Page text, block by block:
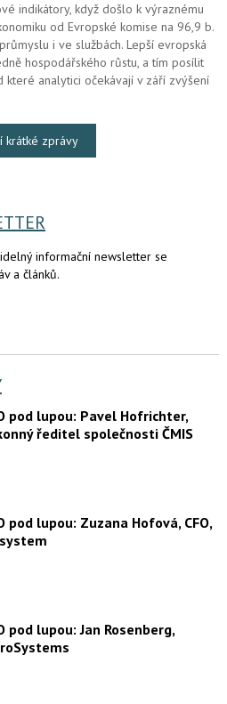
indikátory, když došlo k výraznému
od Evropské komise na 96,9 b.
i ve službách. Lepší evropská
hospodářského růstu, a tím posílit
které analytici očekávají v září zvýšení
krátké zprávy
informační newsletter se
a článků.
pod lupou: Pavel Hofrichter,
ředitel společnosti ČMIS
pod lupou: Zuzana Hofová, CFO,
pod lupou: Jan Rosenberg,